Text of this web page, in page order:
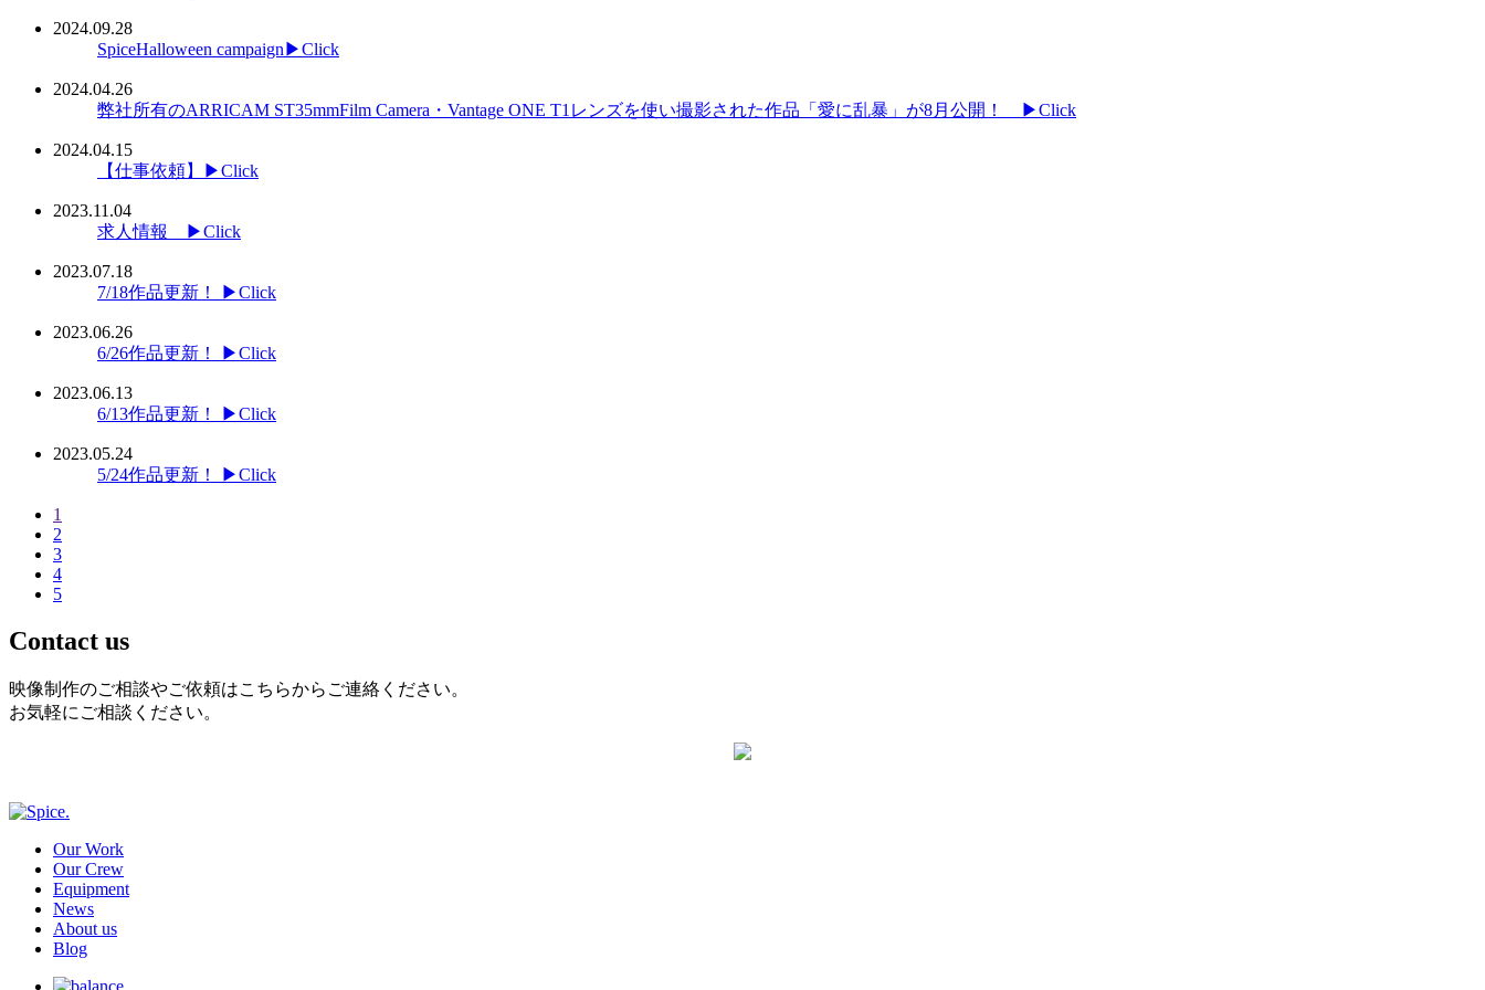
2024.09.28
SpiceHalloween campaign▶Click
2024.04.26
弊社所有のARRICAM ST35mmFilm Camera・Vantage ONE T1レンズを使い撮影された作品「愛に乱暴」が8月公開！ ▶Click
2024.04.15
【仕事依頼】▶Click
2023.11.04
求人情報 ▶Click
2023.07.18
7/18作品更新！ ▶Click
2023.06.26
6/26作品更新！ ▶Click
2023.06.13
6/13作品更新！ ▶Click
2023.05.24
5/24作品更新！ ▶Click
1
2
3
4
5
Contact us
映像制作のご相談やご依頼はこちらからご連絡ください。
お気軽にご相談ください。
Our Work
Our Crew
Equipment
News
About us
Blog